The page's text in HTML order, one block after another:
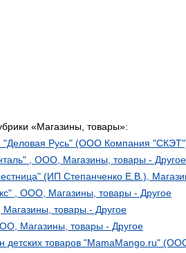
«Магазины, товары»:
"Деловая Русь" (ООО Компания
, ООО, Магазины, товары - Другое
(ИП Степанченко Е.В.),
, ООО, Магазины, товары - Другое
товары - Другое
Магазины, товары - Другое
детских товаров "MamaMango.ru"